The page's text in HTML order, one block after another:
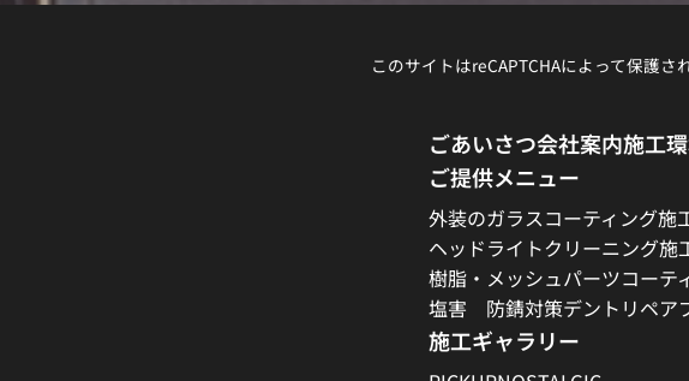
このサイトはreCAPTCHAによって保護さ
ごあいさつ会社案内施工
ご提供メニュー
外装のガラスコーティング施
ヘッドライトクリーニング施
樹脂・メッシュパーツコーテ
塩害 防錆対策デントリペア
施工ギャラリー